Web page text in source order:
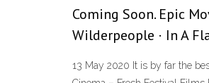
Coming Soon. Epic
Wilderpeople · In A
13 May 2020 It is by far the